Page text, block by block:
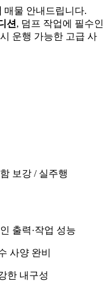
매물 안내드립니다.
션 , 덤프 작업에 필수인
운행 가능한 고급 사
보강 / 실주행
출력·작업 성능
사양 완비
한 내구성